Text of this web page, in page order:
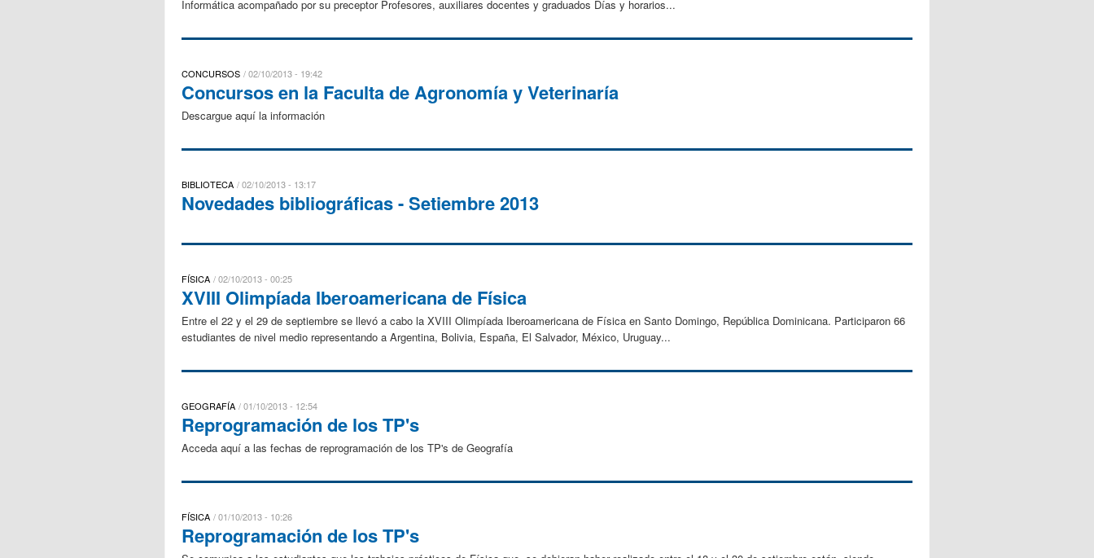
Informática acompañado por su preceptor Profesores, auxiliares docentes y graduados Días y horarios...
CONCURSOS 02/10/2013 - 19:42
Concursos en la Faculta de Agronomía y Veterinaría
Descargue aquí la información
BIBLIOTECA 02/10/2013 - 13:17
Novedades bibliográficas - Setiembre 2013
FÍSICA 02/10/2013 - 00:25
XVIII Olimpíada Iberoamericana de Física
Entre el 22 y el 29 de septiembre se llevó a cabo la XVIII Olimpíada Iberoamericana de Física en Santo Domingo, República Dominicana. Participaron 66
estudiantes de nivel medio representando a Argentina, Bolivia, España, El Salvador, México, Uruguay...
GEOGRAFÍA 01/10/2013 - 12:54
Reprogramación de los TP's
Acceda aquí a las fechas de reprogramación de los TP's de Geografía
FÍSICA 01/10/2013 - 10:26
Reprogramación de los TP's